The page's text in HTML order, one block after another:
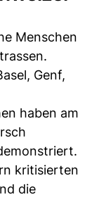
Menschen
Genf,
haben am
kritisierten
die